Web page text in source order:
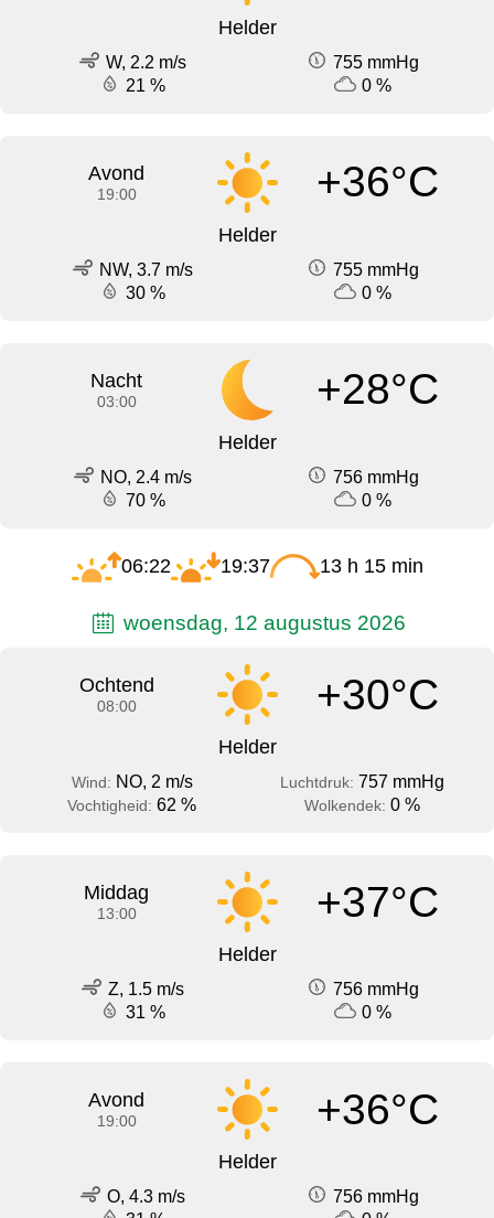
Helder
W, 2.2 m/s
755 mmHg
21 %
0 %
Avond
19:00 +36°C
Helder
NW, 3.7 m/s
755 mmHg
30 %
0 %
Nacht
03:00 +28°C
Helder
NO, 2.4 m/s
756 mmHg
70 %
0 %
06:22 19:37 13 h 15 min
woensdag, 12 augustus 2026
Ochtend
08:00 +30°C
Helder
Wind: NO, 2 m/s Luchtdruk: 757 mmHg
Vochtigheid: 62 % Wolkendek: 0 %
Middag
13:00 +37°C
Helder
Z, 1.5 m/s
756 mmHg
31 %
0 %
Avond
19:00 +36°C
Helder
O, 4.3 m/s
756 mmHg